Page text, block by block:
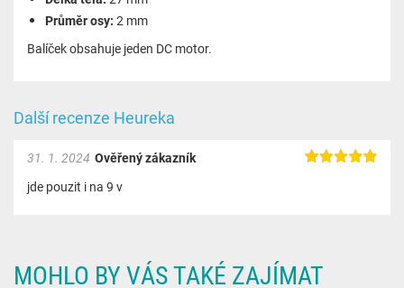
Průměr osy: 2 mm
Balíček obsahuje jeden DC motor.
Další recenze Heureka
Ověřený zákazník
31. 1. 2024
jde pouzit i na 9 v
MOHLO BY VÁS TAKÉ ZAJÍMAT